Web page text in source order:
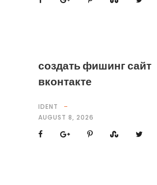
создать фишинг сайт
вконтакте
IDENT
AUGUST 8, 2026